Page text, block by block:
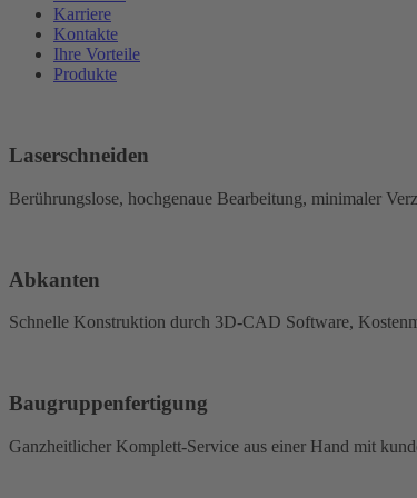
Karriere
Kontakte
Ihre Vorteile
Produkte
Laserschneiden
Berührungslose, hochgenaue Bearbeitung, minimaler
Abkanten
Schnelle Konstruktion durch 3D-CAD Software,
Baugruppenfertigung
Ganzheitlicher Komplett-Service aus einer Hand mit